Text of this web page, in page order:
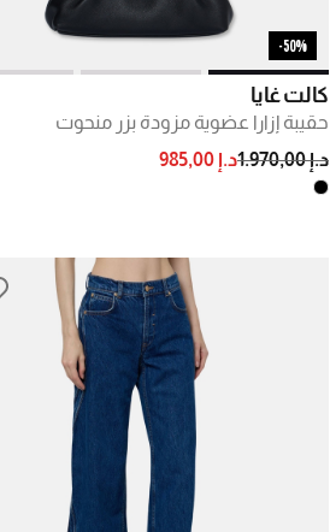
50%-
كالت غايا
حقيبة إزارا عضوية مزودة بزر منحوت
PRICE REDUCED FROM
د.إ 1.970,00 TO
د.إ 985,00